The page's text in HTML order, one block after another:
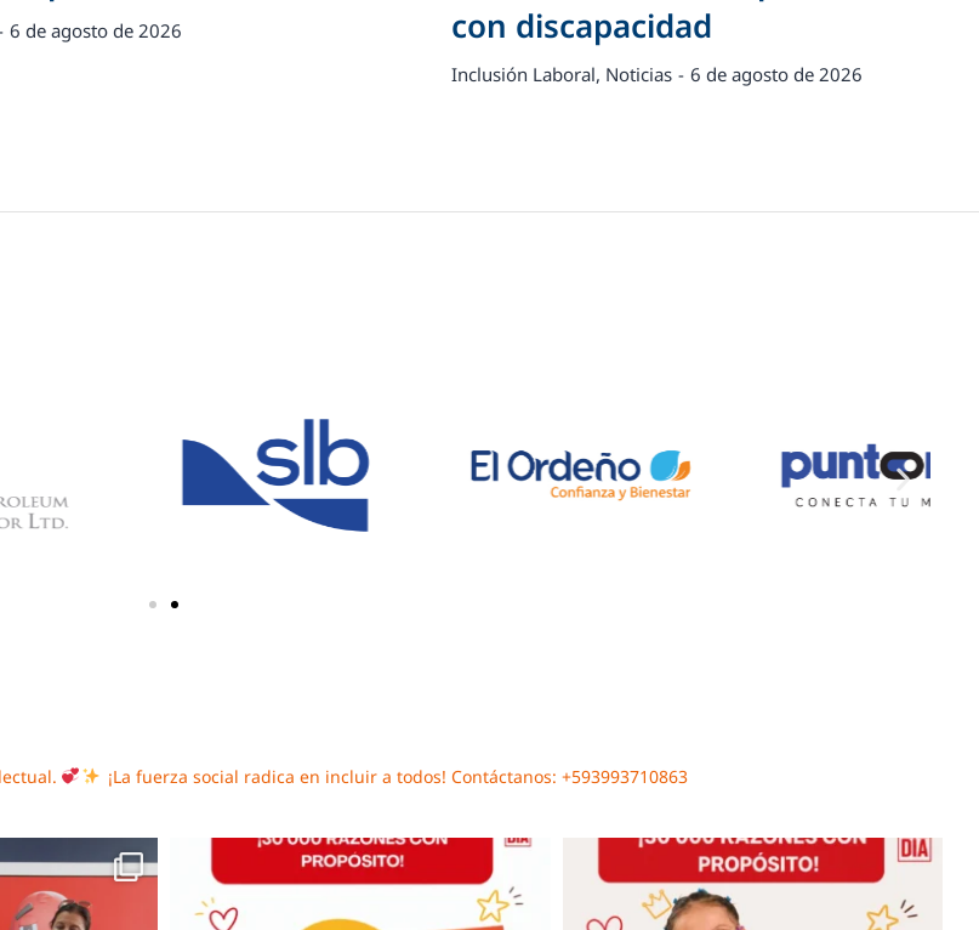
6 de agosto de 2026
con discapacidad
Inclusión Laboral, Noticias 6 de agosto de 2026
¡La fuerza social radica en incluir a todos! Contáctanos: ‭+593993710863‬